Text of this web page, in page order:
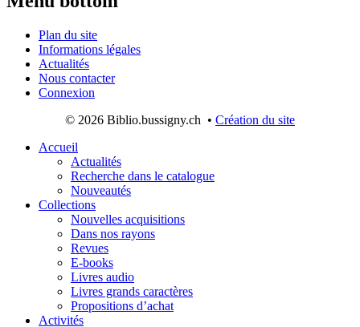
Plan du site
Informations légales
Actualités
Nous contacter
Connexion
© 2026 Biblio.bussigny.ch • Création du site
Accueil
Actualités
Recherche dans le catalogue
Nouveautés
Collections
Nouvelles acquisitions
Dans nos rayons
Revues
E‐books
Livres audio
Livres grands caractères
Propositions d’achat
Activités